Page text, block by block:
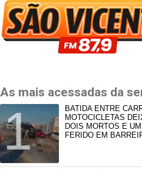
As mais acessadas da
BATIDA ENTRE
MOTOCICLETAS
DOIS MORTOS E UM
FERIDO EM